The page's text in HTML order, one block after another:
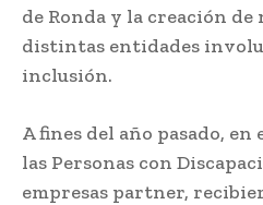
de Ronda y la creación de
distintas entidades
inclusión.
A fines del año pasado,
las Personas con
empresas partner,